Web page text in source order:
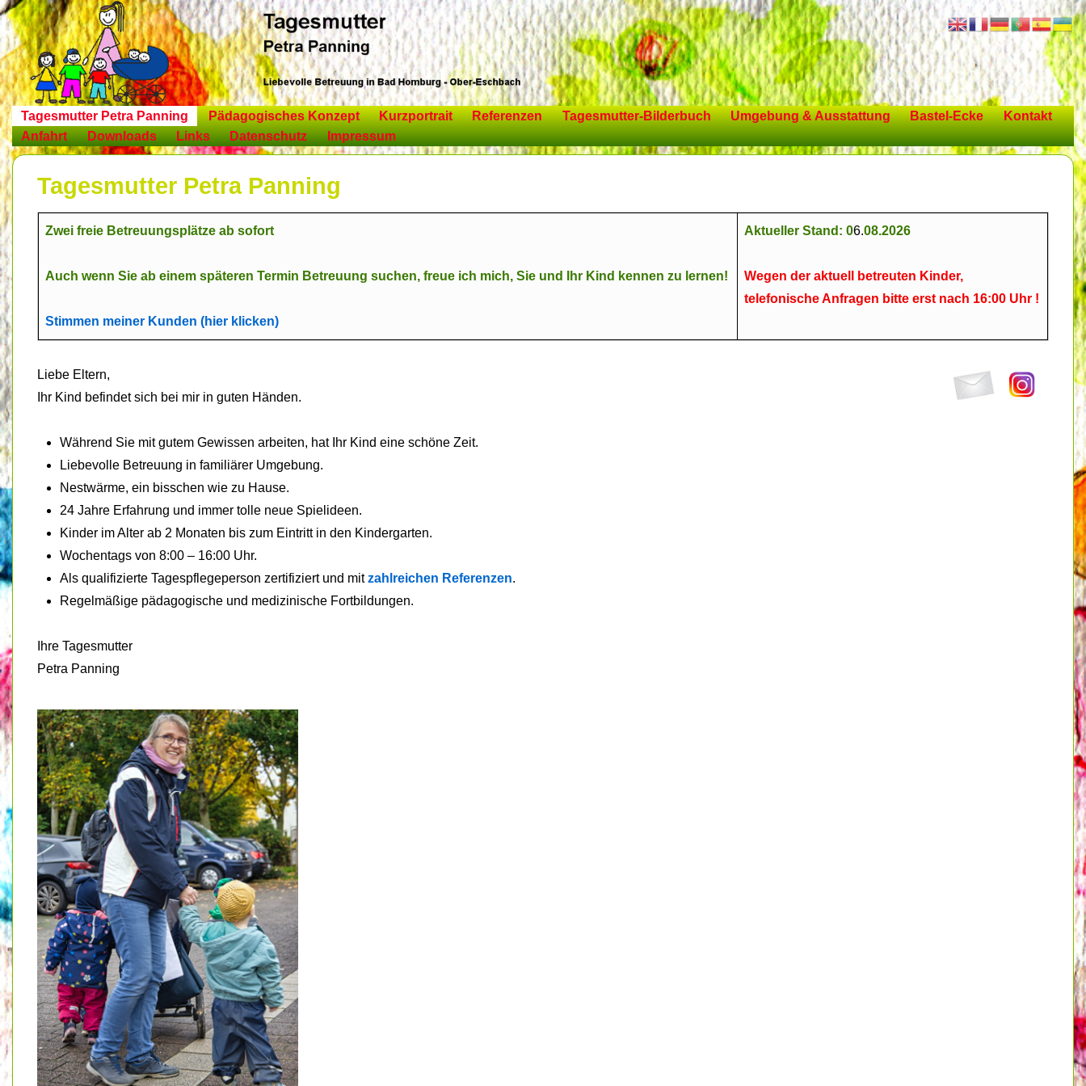
↓
Zum
Inhalt
Main
Navigation
Tagesmutter Petra Panning Pädagogisches Konzept Kurzportrait Referenzen Tagesmutter-Bilderbuch Umgebung & Ausstattung Bastel-Ecke
Kontakt
Anfahrt
Downloads Links Datenschutz Impressum
Tagesmutter Petra Panning
Zwei freie Betreuungsplätze ab sofort
Auch wenn Sie ab einem späteren Termin Betreuung suchen, freue ich mich, Sie und Ihr Kind kennen zu lernen!
Stimmen meiner Kunden (hier klicken)
Aktueller Stand: 06.08.2026
Wegen der aktuell betreuten Kinder,
telefonische Anfragen bitte erst nach 16:00 Uhr !
Liebe Eltern,
Ihr Kind befindet sich bei mir in guten Händen.
Während Sie mit gutem Gewissen arbeiten, hat Ihr Kind eine schöne Zeit.
Liebevolle Betreuung in familiärer Umgebung.
Nestwärme, ein bisschen wie zu Hause.
24 Jahre Erfahrung und immer tolle neue Spielideen.
Kinder im Alter ab 2 Monaten bis zum Eintritt in den Kindergarten.
Wochentags von 8:00 – 16:00 Uhr.
Als qualifizierte Tagespflegeperson zertifiziert und mitzahlreichen Referenzen.
Regelmäßige pädagogische und medizinische Fortbildungen.
Ihre Tagesmutter
Petra Panning